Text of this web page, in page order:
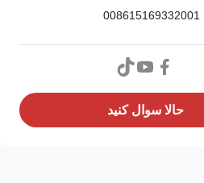
008615169332001
حالا سوال کنيد